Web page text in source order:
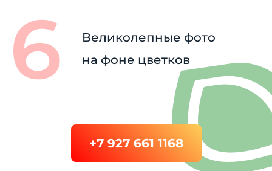
Великолепные фото
на фоне цветков
+7 927 661 1168